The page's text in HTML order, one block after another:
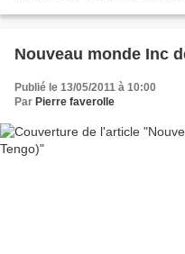
Nouveau monde Inc
Publié le 13/05/2011 à 10:00
Par Pierre faverolle